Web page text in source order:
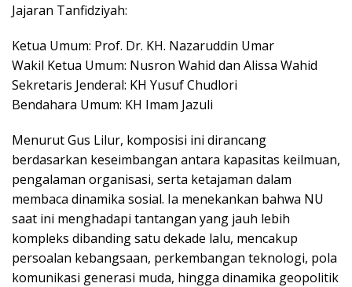
Jajaran Tanfidziyah:
Ketua Umum: Prof. Dr. KH. Nazaruddin Umar
Wakil Ketua Umum: Nusron Wahid dan Alissa Wahid
Sekretaris Jenderal: KH Yusuf Chudlori
Bendahara Umum: KH Imam Jazuli
Menurut Gus Lilur, komposisi ini dirancang
berdasarkan keseimbangan antara kapasitas keilmuan,
pengalaman organisasi, serta ketajaman dalam
membaca dinamika sosial. Ia menekankan bahwa NU
saat ini menghadapi tantangan yang jauh lebih
kompleks dibanding satu dekade lalu, mencakup
persoalan kebangsaan, perkembangan teknologi, pola
komunikasi generasi muda, hingga dinamika geopolitik